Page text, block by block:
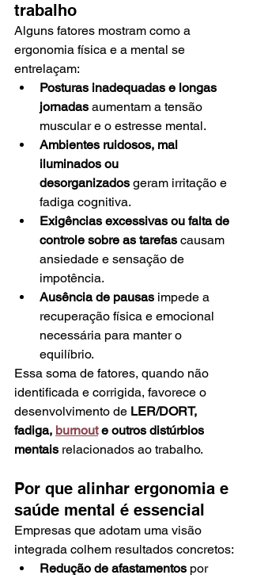
trabalho
Alguns fatores mostram como a
ergonomia física e a mental se
entrelaçam:
Posturas inadequadas e longas
jornadas aumentam a tensão
muscular e o estresse mental.
Ambientes ruidosos, mal
iluminados ou
desorganizados geram irritação e
fadiga cognitiva.
Exigências excessivas ou falta de
controle sobre as tarefas causam
ansiedade e sensação de
impotência.
Ausência de pausas impede a
recuperação física e emocional
necessária para manter o
equilíbrio.
Essa soma de fatores, quando não
identificada e corrigida, favorece o
desenvolvimento de LER/DORT,
fadiga, burnout e outros distúrbios
mentais relacionados ao trabalho.
Por que alinhar ergonomia e
saúde mental é essencial
Empresas que adotam uma visão
integrada colhem resultados concretos:
Redução de afastamentos por